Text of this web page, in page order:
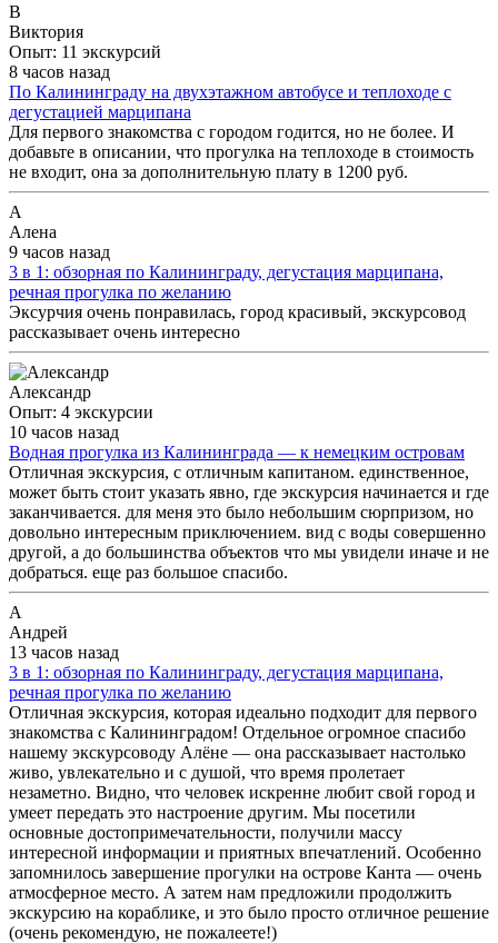
В
Виктория
Опыт: 11 экскурсий
8 часов назад
По Калининграду на двухэтажном автобусе и теплоходе с
дегустацией марципана
Для первого знакомства с городом годится, но не более. И
добавьте в описании, что прогулка на теплоходе в стоимость
не входит, она за дополнительную плату в 1200 руб.
А
Алена
9 часов назад
3 в 1: обзорная по Калининграду, дегустация марципана,
речная прогулка по желанию
Эксурчия очень понравилась, город красивый, экскурсовод
рассказывает очень интересно
Александр
Опыт: 4 экскурсии
10 часов назад
Водная прогулка из Калининграда — к немецким островам
Отличная экскурсия, с отличным капитаном. единственное,
может быть стоит указать явно, где экскурсия начинается и где
заканчивается. для меня это было небольшим сюрпризом, но
довольно интересным приключением. вид с воды совершенно
другой, а до большинства объектов что мы увидели иначе и не
добраться. еще раз большое спасибо.
А
Андрей
13 часов назад
3 в 1: обзорная по Калининграду, дегустация марципана,
речная прогулка по желанию
Отличная экскурсия, которая идеально подходит для первого
знакомства с Калининградом! Отдельное огромное спасибо
нашему экскурсоводу Алёне — она рассказывает настолько
живо, увлекательно и с душой, что время пролетает
незаметно. Видно, что человек искренне любит свой город и
умеет передать это настроение другим. Мы посетили
основные достопримечательности, получили массу
интересной информации и приятных впечатлений. Особенно
запомнилось завершение прогулки на острове Канта — очень
атмосферное место. А затем нам предложили продолжить
экскурсию на кораблике, и это было просто отличное решение
(очень рекомендую, не пожалеете!)